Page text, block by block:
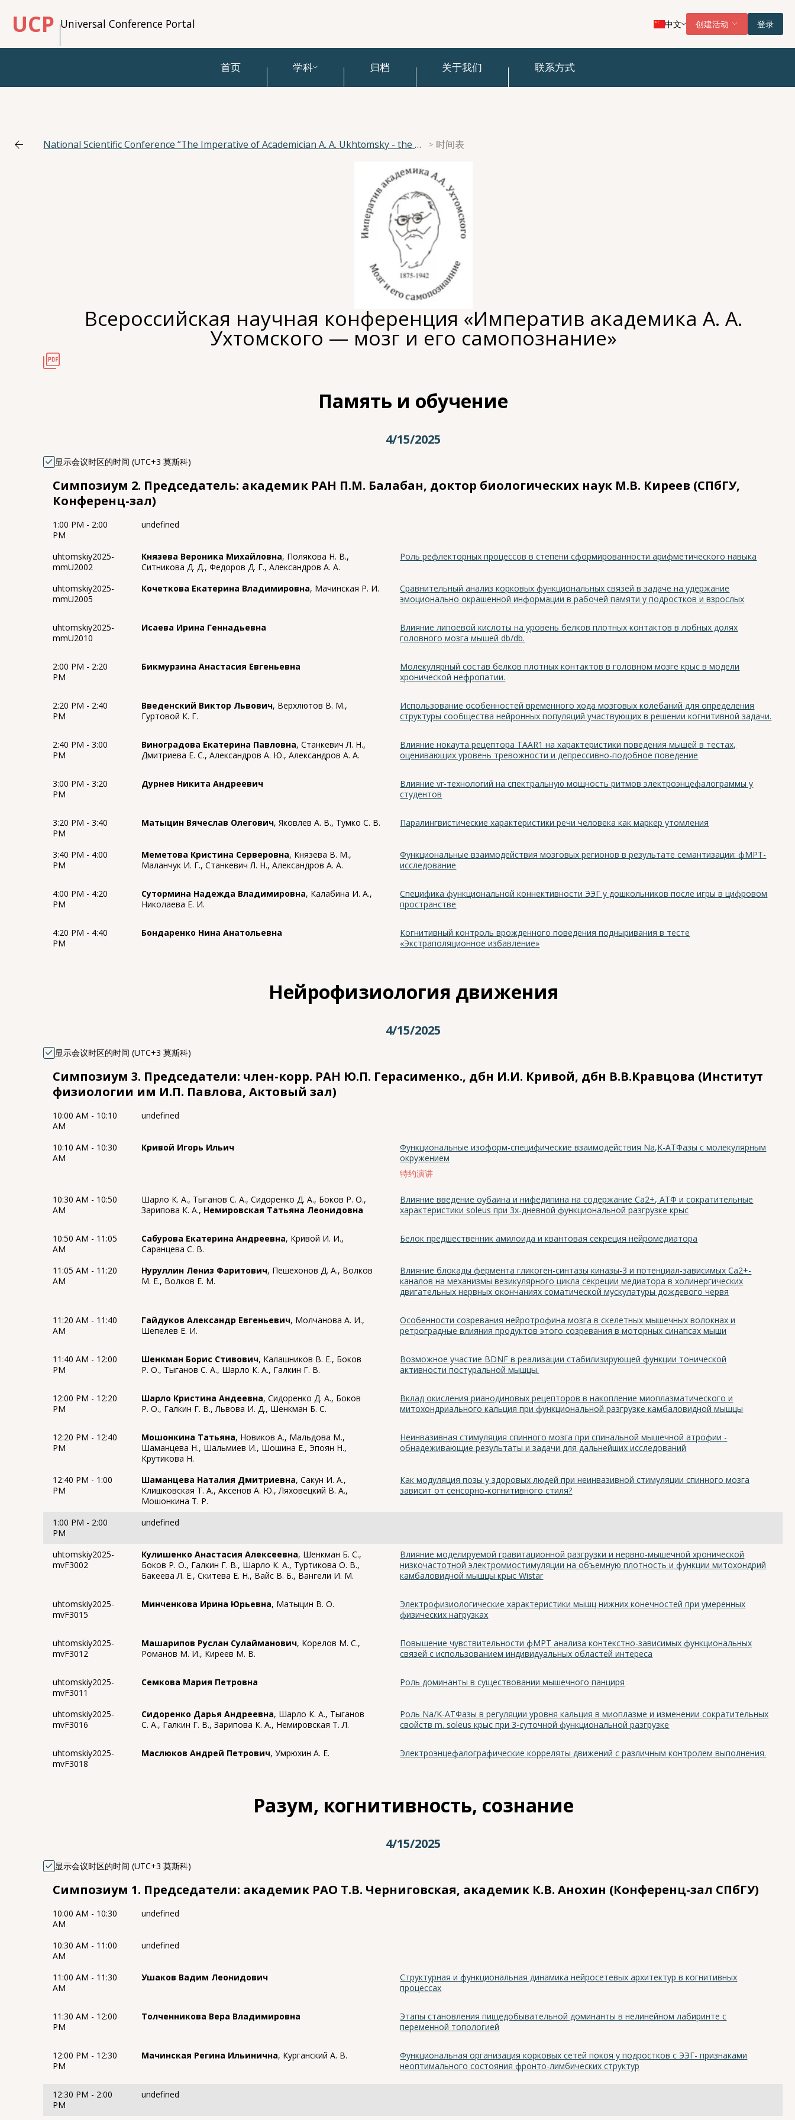
UCP Universal Conference Portal 中文 创建活动 登录
首页 学科 归档 关于我们 联系方式
National Scientific Conference “The Imperative of Academician A. A. Ukhtomsky - the Brain and its Self-Cognition” 时间表
Всероссийская научная конференция «Императив академика А. А.
Ухтомского — мозг и его самопознание»
Память и обучение
4/15/2025
显示会议时区的时间 (UTC+3 莫斯科)
Симпозиум 2. Председатель: академик РАН П.М. Балабан, доктор биологических наук М.В. Киреев (СПбГУ,
Конференц-зал)
1:00 PM - 2:00
PM
undefined
uhtomskiy2025-
mmU2002
Князева Вероника Михайловна, Полякова Н. В.,
Ситникова Д. Д., Федоров Д. Г., Александров А. А.
Роль рефлекторных процессов в степени сформированности арифметического навыка
uhtomskiy2025-
mmU2005
Кочеткова Екатерина Владимировна, Мачинская Р. И.
Сравнительный анализ корковых функциональных связей в задаче на удержание
эмоционально окрашенной информации в рабочей памяти у подростков и взрослых
uhtomskiy2025-
mmU2010
Исаева Ирина Геннадьевна
Влияние липоевой кислоты на уровень белков плотных контактов в лобных долях
головного мозга мышей db/db.
2:00 PM - 2:20
PM
Бикмурзина Анастасия Евгеньевна
Молекулярный состав белков плотных контактов в головном мозге крыс в модели
хронической нефропатии.
2:20 PM - 2:40
PM
Введенский Виктор Львович, Верхлютов В. М.,
Гуртовой К. Г.
Использование особенностей временного хода мозговых колебаний для определения
структуры сообщества нейронных популяций участвующих в решении когнитивной задачи.
2:40 PM - 3:00
PM
Виноградова Екатерина Павловна, Станкевич Л. Н.,
Дмитриева Е. С., Александров А. Ю., Александров А. А.
Влияние нокаута рецептора TAAR1 на характеристики поведения мышей в тестах,
оценивающих уровень тревожности и депрессивно-подобное поведение
3:00 PM - 3:20
PM
Дурнев Никита Андреевич
Влияние vr-технологий на спектральную мощность ритмов электроэнцефалограммы у
студентов
3:20 PM - 3:40
PM
Матыцин Вячеслав Олегович, Яковлев А. В., Тумко С. В. Паралингвистические характеристики речи человека как маркер утомления
3:40 PM - 4:00
PM
Меметова Кристина Серверовна, Князева В. М.,
Маланчук И. Г., Станкевич Л. Н., Александров А. А.
Функциональные взаимодействия мозговых регионов в результате семантизации: фМРТ-
исследование
4:00 PM - 4:20
PM
Сутормина Надежда Владимировна, Калабина И. А.,
Николаева Е. И.
Cпецифика функциональной коннективности ЭЭГ у дошкольников после игры в цифровом
пространстве
4:20 PM - 4:40
PM
Бондаренко Нина Анатольевна
Когнитивный контроль врожденного поведения подныривания в тесте
«Экстраполяционное избавление»
Нейрофизиология движения
4/15/2025
显示会议时区的时间 (UTC+3 莫斯科)
Симпозиум 3. Председатели: член-корр. РАН Ю.П. Герасименко., дбн И.И. Кривой, дбн В.В.Кравцова (Институт
физиологии им И.П. Павлова, Актовый зал)
10:00 AM - 10:10
AM
undefined
10:10 AM - 10:30
AM
Кривой Игорь Ильич
Функциональные изоформ-специфические взаимодействия Na,K-АТФазы с молекулярным
окружением
特约演讲
10:30 AM - 10:50
AM
Шарло К. А., Тыганов С. А., Сидоренко Д. А., Боков Р. О.,
Зарипова К. А., Немировская Татьяна Леонидовна
Влияние введение оубаина и нифедипина на содержание Са2+, АТФ и сократительные
характеристики soleus при 3х-дневной функциональной разгрузке крыс
10:50 AM - 11:05
AM
Сабурова Екатерина Андреевна, Кривой И. И.,
Саранцева С. В.
Белок предшественник амилоида и квантовая секреция нейромедиатора
11:05 AM - 11:20
AM
Нуруллин Лениз Фаритович, Пешехонов Д. А., Волков
М. Е., Волков Е. М.
Влияние блокады фермента гликоген-синтазы киназы-3 и потенциал-зависимых Сa2+-
каналов на механизмы везикулярного цикла секреции медиатора в холинергических
двигательных нервных окончаниях соматической мускулатуры дождевого червя
11:20 AM - 11:40
AM
Гайдуков Александр Евгеньевич, Молчанова А. И.,
Шепелев Е. И.
Особенности созревания нейротрофина мозга в скелетных мышечных волокнах и
ретроградные влияния продуктов этого созревания в моторных синапсах мыши
11:40 AM - 12:00
PM
Шенкман Борис Стивович, Калашников В. Е., Боков
Р. О., Тыганов С. А., Шарло К. А., Галкин Г. В.
Возможное участие BDNF в реализации стабилизирующей функции тонической
активности постуральной мышцы.
12:00 PM - 12:20
PM
Шарло Кристина Андеевна, Сидоренко Д. А., Боков
Р. О., Галкин Г. В., Львова И. Д., Шенкман Б. С.
Вклад окисления рианодиновых рецепторов в накопление миоплазматического и
митохондриального кальция при функциональной разгрузке камбаловидной мышцы
12:20 PM - 12:40
PM
Мошонкина Татьяна, Новиков А., Мальдова М.,
Шаманцева Н., Шальмиев И., Шошина Е., Эпоян Н.,
Крутикова Н.
Неинвазивная стимуляция спинного мозга при спинальной мышечной атрофии -
обнадеживающие результаты и задачи для дальнейших исследований
12:40 PM - 1:00
PM
Шаманцева Наталия Дмитриевна, Сакун И. А.,
Клишковская Т. А., Аксенов А. Ю., Ляховецкий В. А.,
Мошонкина Т. Р.
Как модуляция позы у здоровых людей при неинвазивной стимуляции спинного мозга
зависит от сенсорно-когнитивного стиля?
1:00 PM - 2:00
PM
undefined
uhtomskiy2025-
mvF3002
Кулишенко Анастасия Алексеевна, Шенкман Б. С.,
Боков Р. О., Галкин Г. В., Шарло К. А., Туртикова О. В.,
Бакеева Л. Е., Скитева Е. Н., Вайс В. Б., Вангели И. М.
Влияние моделируемой гравитационной разгрузки и нервно-мышечной хронической
низкочастотной электромиостимуляции на объемную плотность и функции митохондрий
камбаловидной мышцы крыс Wistar
uhtomskiy2025-
mvF3015
Минченкова Ирина Юрьевна, Матыцин В. О.
Электрофизиологические характеристики мышц нижних конечностей при умеренных
физических нагрузках
uhtomskiy2025-
mvF3012
Машарипов Руслан Сулайманович, Корелов М. С.,
Романов М. И., Киреев М. В.
Повышение чувствительности фМРТ анализа контекстно-зависимых функциональных
связей с использованием индивидуальных областей интереса
uhtomskiy2025-
mvF3011
Семкова Мария Петровна Роль доминанты в существовании мышечного панциря
uhtomskiy2025-
mvF3016
Сидоренко Дарья Андреевна, Шарло К. А., Тыганов
С. А., Галкин Г. В., Зарипова К. А., Немировская Т. Л.
Роль Na/K-АТФазы в регуляции уровня кальция в миоплазме и изменении сократительных
свойств m. soleus крыс при 3-суточной функциональной разгрузке
uhtomskiy2025-
mvF3018
Маслюков Андрей Петрович, Умрюхин А. Е. Электроэнцефалографические корреляты движений с различным контролем выполнения.
Разум, когнитивность, сознание
4/15/2025
显示会议时区的时间 (UTC+3 莫斯科)
Симпозиум 1. Председатели: академик РАО Т.В. Черниговская, академик К.В. Анохин (Конференц-зал СПбГУ)
10:00 AM - 10:30
AM
undefined
10:30 AM - 11:00
AM
undefined
11:00 AM - 11:30
AM
Ушаков Вадим Леонидович
Структурная и функциональная динамика нейросетевых архитектур в когнитивных
процессах
11:30 AM - 12:00
PM
Толченникова Вера Владимировна
Этапы становления пищедобывательной доминанты в нелинейном лабиринте с
переменной топологией
12:00 PM - 12:30
PM
Мачинская Регина Ильинична, Курганский А. В.
Функциональная организация корковых сетей покоя у подростков с ЭЭГ- признаками
неоптимального состояния фронто-лимбических структур
12:30 PM - 2:00
PM
undefined